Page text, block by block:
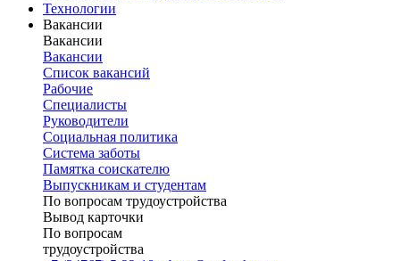
Технологии
Вакансии
Вакансии
Вакансии
Список вакансий
Рабочие
Специалисты
Руководители
Cоциальная политика
Система заботы
Памятка соискателю
Выпускникам и студентам
По вопросам трудоустройства
Вывод карточки
По вопросам
трудоустройства